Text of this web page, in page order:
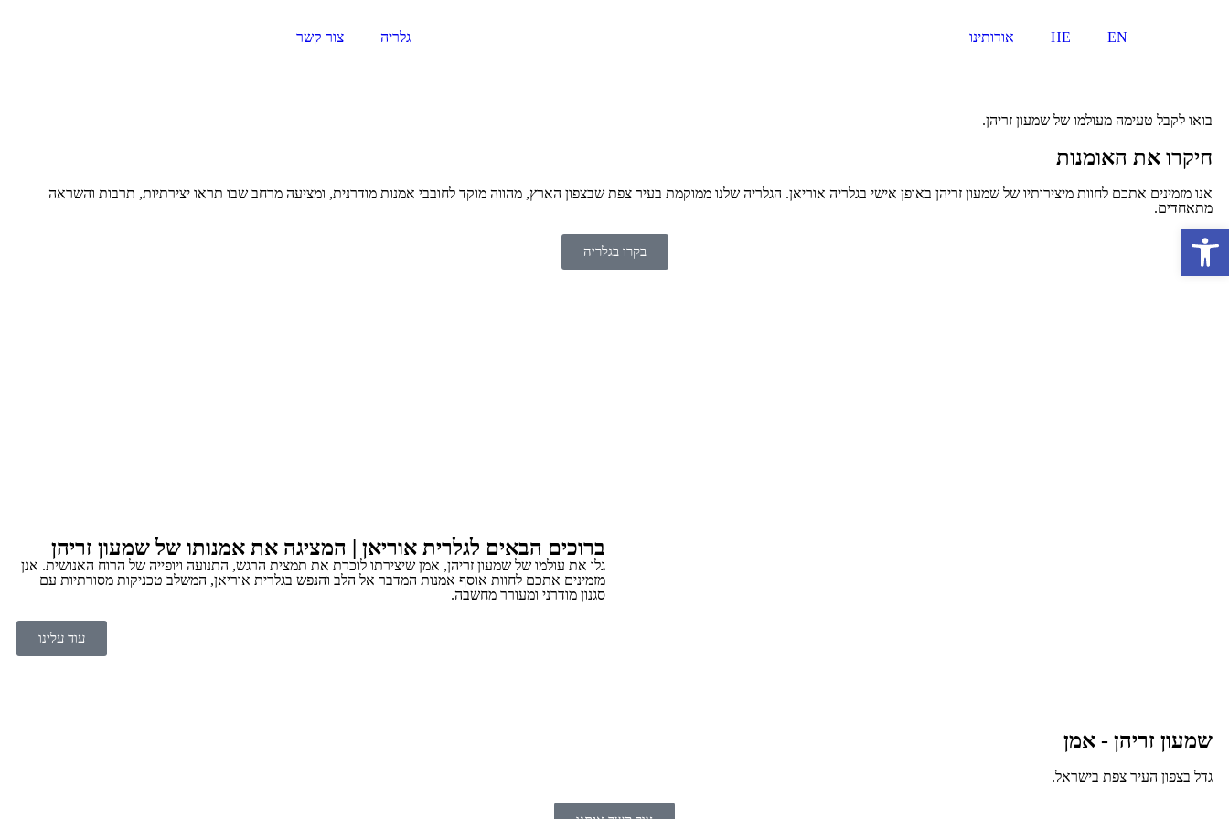
EN
HE אודותינו גלריה צור קשר
בואו לקבל טעימה מעולמו של שמעון זריהן.
חיקרו את האומנות
אנו מזמינים אתכם לחוות מיצירותיו של שמעון זריהן באופן אישי בגלריה אוריאן. הגלריה שלנו ממוקמת בעיר צפת שבצפון הארץ, מהווה מוקד לחובבי אמנות מודרנית, ומציעה מרחב שבו תראו יצירתיות, תרבות והשראה
מתאחדים.
בקרו בגלריה
ברוכים הבאים לגלרית אוריאן | המציגה את אמנותו של שמעון זריהן
גלו את עולמו של שמעון זריהן, אמן שיצירתו לוכדת את תמצית הרגש, התנועה ויופייה של הרוח האנושית. אנן
מזמינים אתכם לחוות אוסף אמנות המדבר אל הלב והנפש בגלרית אוריאן, המשלב טכניקות מסורתיות עם
סגנון מודרני ומעורר מחשבה.
עוד עלינו
שמעון זריהן - אמן
גדל בצפון העיר צפת בישראל.
פתח סרגל נגישות